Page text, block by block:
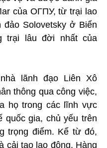
của ОГПУ, từ trại lao
Solovetsky ở Biển
trại lâu đời nhất của
lãnh đạo Liên Xô
thông qua công việc,
họ trong các lĩnh vực
quốc gia, chủ yếu trên
trọng điểm. Kể từ đó,
cải tạo lao động. Hàng